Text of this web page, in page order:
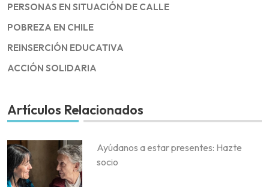
PERSONAS EN SITUACIÓN DE CALLE
POBREZA EN CHILE
REINSERCIÓN EDUCATIVA
ACCIÓN SOLIDARIA
Artículos Relacionados
Ayúdanos a estar presentes: Hazte
socio